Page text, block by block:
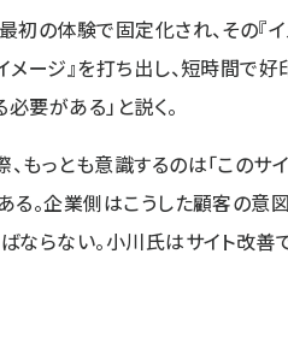
初の体験で固定化され、その『
メージ』を打ち出し、短時間で好
要がある」と説く。
もっとも意識するのは「このサ
る。企業側はこうした顧客の意
ならない。小川氏はサイト改善